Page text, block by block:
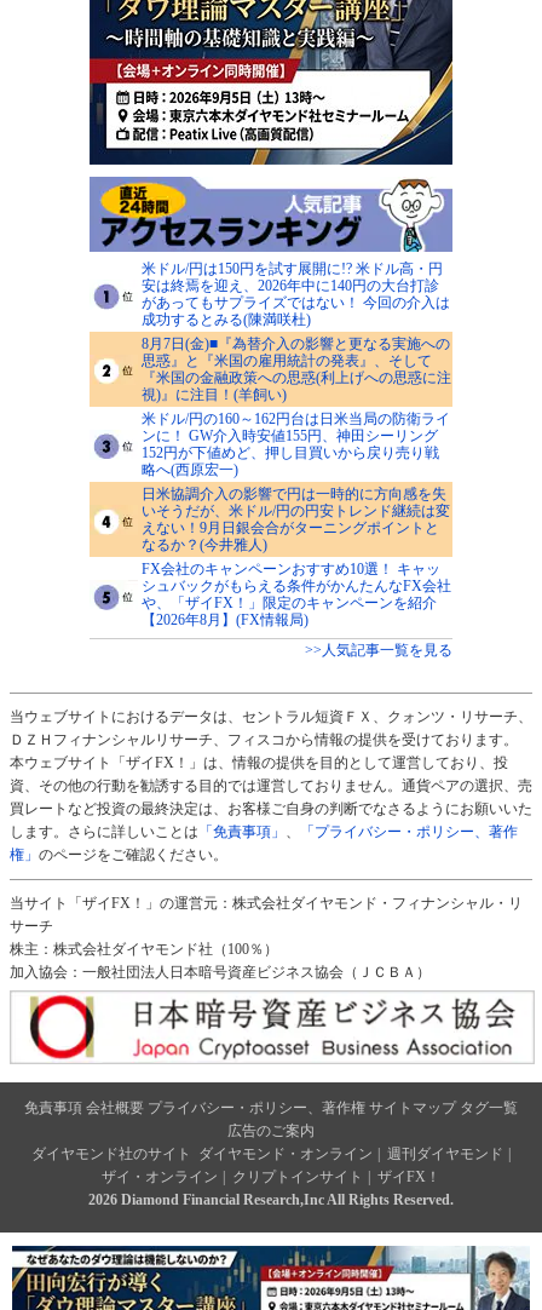
米ドル/円は150円を試す展開に!? 米ドル高・円
安は終焉を迎え、2026年中に140円の大台打診
があってもサプライズではない！ 今回の介入は
成功するとみる(陳満咲杜)
8月7日(金)■『為替介入の影響と更なる実施への
思惑』と『米国の雇用統計の発表』、そして
『米国の金融政策への思惑(利上げへの思惑に注
視)』に注目！(羊飼い)
米ドル/円の160～162円台は日米当局の防衛ライ
ンに！ GW介入時安値155円、神田シーリング
152円が下値めど、押し目買いから戻り売り戦
略へ(西原宏一)
日米協調介入の影響で円は一時的に方向感を失
いそうだが、米ドル/円の円安トレンド継続は変
えない！9月日銀会合がターニングポイントと
なるか？(今井雅人)
FX会社のキャンペーンおすすめ10選！ キャッ
シュバックがもらえる条件がかんたんなFX会社
や、「ザイFX！」限定のキャンペーンを紹介
【2026年8月】(FX情報局)
>>人気記事一覧を見る
当ウェブサイトにおけるデータは、セントラル短資ＦＸ、クォンツ・リサーチ、
ＤＺＨフィナンシャルリサーチ、フィスコから情報の提供を受けております。
本ウェブサイト「ザイFX！」は、情報の提供を目的として運営しており、投
資、その他の行動を勧誘する目的では運営しておりません。通貨ペアの選択、売
買レートなど投資の最終決定は、お客様ご自身の判断でなさるようにお願いいた
します。さらに詳しいことは 「免責事項」 、
「プライバシー・ポリシー、著作
権」 のページをご確認ください。
当サイト「ザイFX！」の運営元：株式会社ダイヤモンド・フィナンシャル・リ
サーチ
株主：株式会社ダイヤモンド社（100％）
加入協会：一般社団法人日本暗号資産ビジネス協会（ＪＣＢＡ）
免責事項 会社概要 プライバシー・ポリシー、著作権 サイトマップ タグ一覧
広告のご案内
ダイヤモンド社のサイト
ダイヤモンド・オンライン 週刊ダイヤモンド
ザイ・オンライン
クリプトインサイト
ザイFX！
2026 Diamond Financial Research,Inc All Rights Reserved.